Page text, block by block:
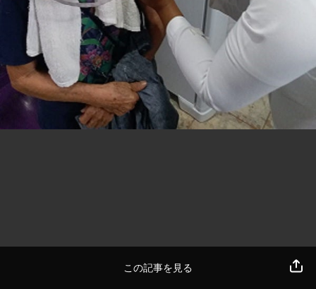
この記事を見る